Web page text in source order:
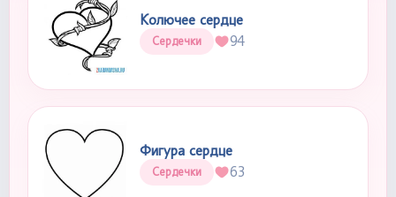
Колючее сердце
Сердечки 94
Фигура сердце
Сердечки 63